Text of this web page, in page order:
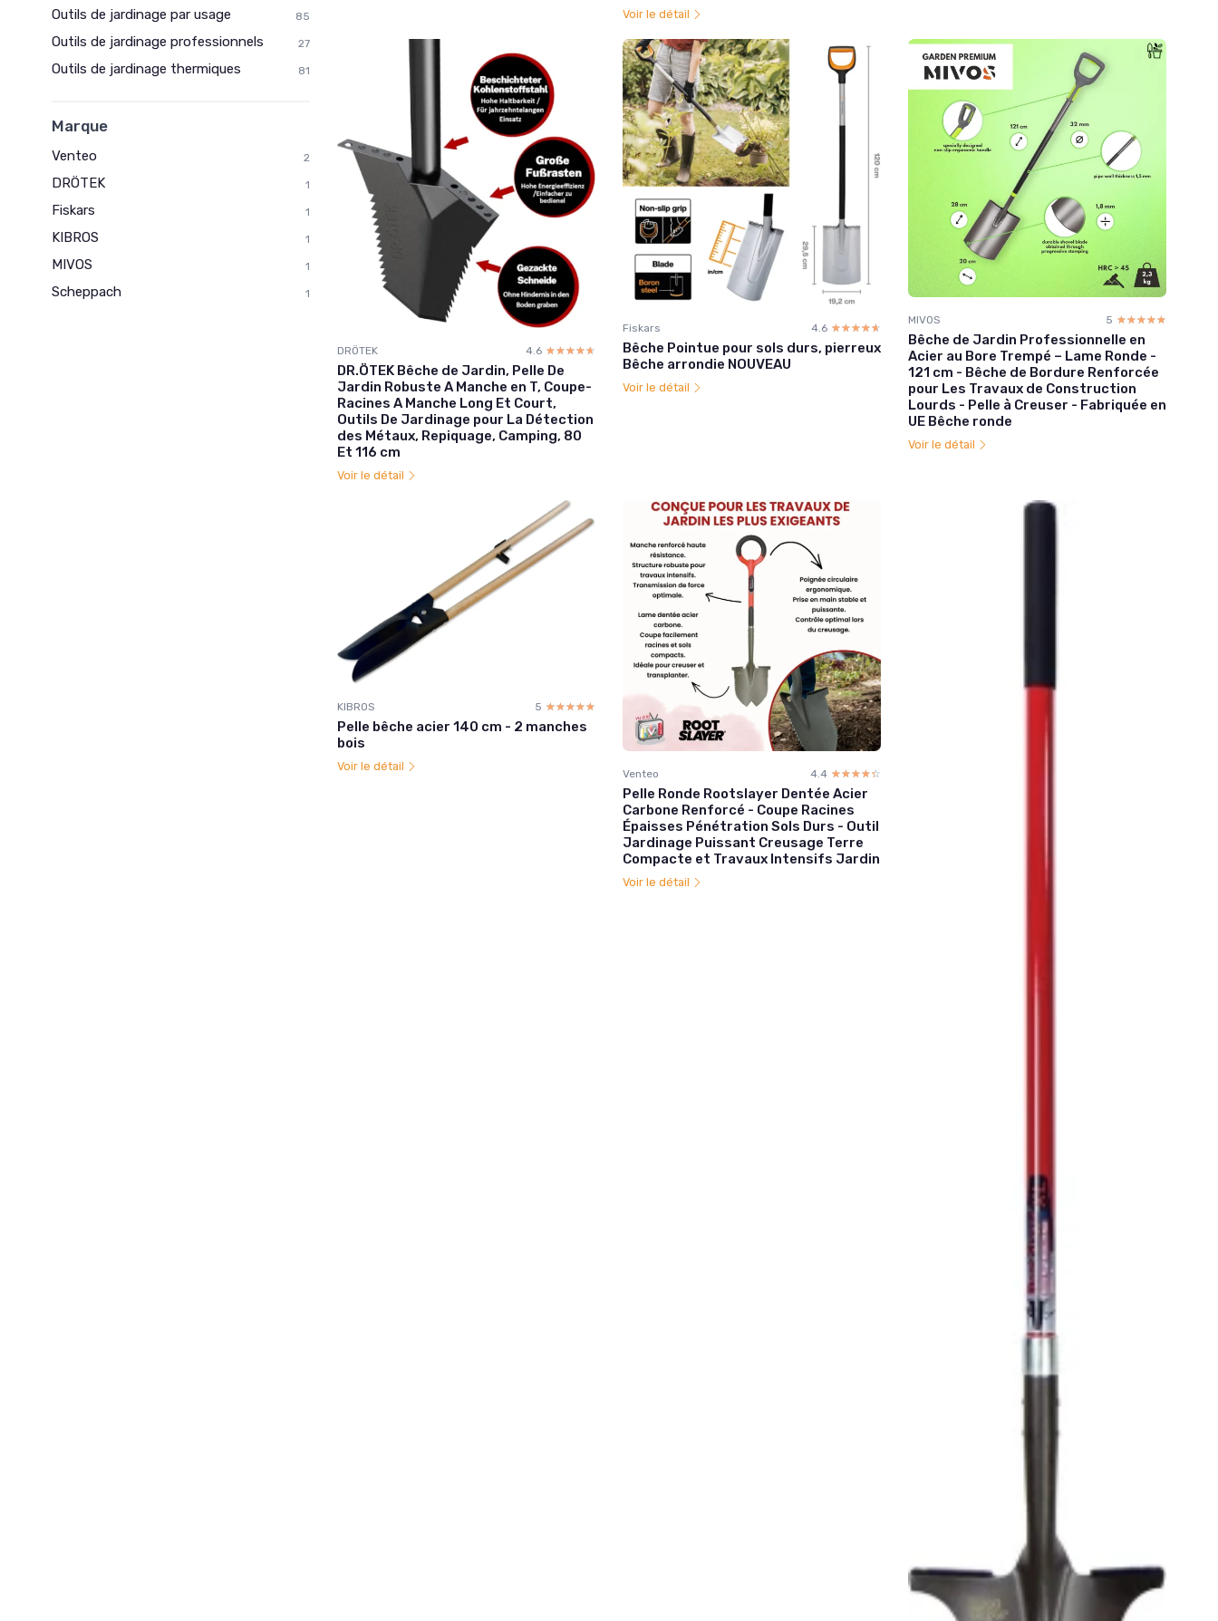
Outils de jardinage par usage 85
Outils de jardinage professionnels 27
Outils de jardinage thermiques 81
Marque
Venteo 2
DRÖTEK 1
Fiskars 1
KIBROS 1
MIVOS 1
Scheppach 1
Voir le détail
DRÖTEK 4.6 ☆☆☆☆☆
★★★★★
DR.ÖTEK Bêche de Jardin, Pelle De
Jardin Robuste A Manche en T, Coupe-
Racines A Manche Long Et Court,
Outils De Jardinage pour La Détection
des Métaux, Repiquage, Camping, 80
Et 116 cm
Voir le détail
Fiskars 4.6 ☆☆☆☆☆
★★★★★
Bêche Pointue pour sols durs, pierreux
Bêche arrondie NOUVEAU
Voir le détail
MIVOS 5 ☆☆☆☆☆
★★★★★
Bêche de Jardin Professionnelle en
Acier au Bore Trempé – Lame Ronde -
121 cm - Bêche de Bordure Renforcée
pour Les Travaux de Construction
Lourds - Pelle à Creuser - Fabriquée en
UE Bêche ronde
Voir le détail
KIBROS 5 ☆☆☆☆☆
★★★★★
Pelle bêche acier 140 cm - 2 manches
bois
Voir le détail
Venteo 4.4 ☆☆☆☆☆
★★★★★
Pelle Ronde Rootslayer Dentée Acier
Carbone Renforcé - Coupe Racines
Épaisses Pénétration Sols Durs - Outil
Jardinage Puissant Creusage Terre
Compacte et Travaux Intensifs Jardin
Voir le détail